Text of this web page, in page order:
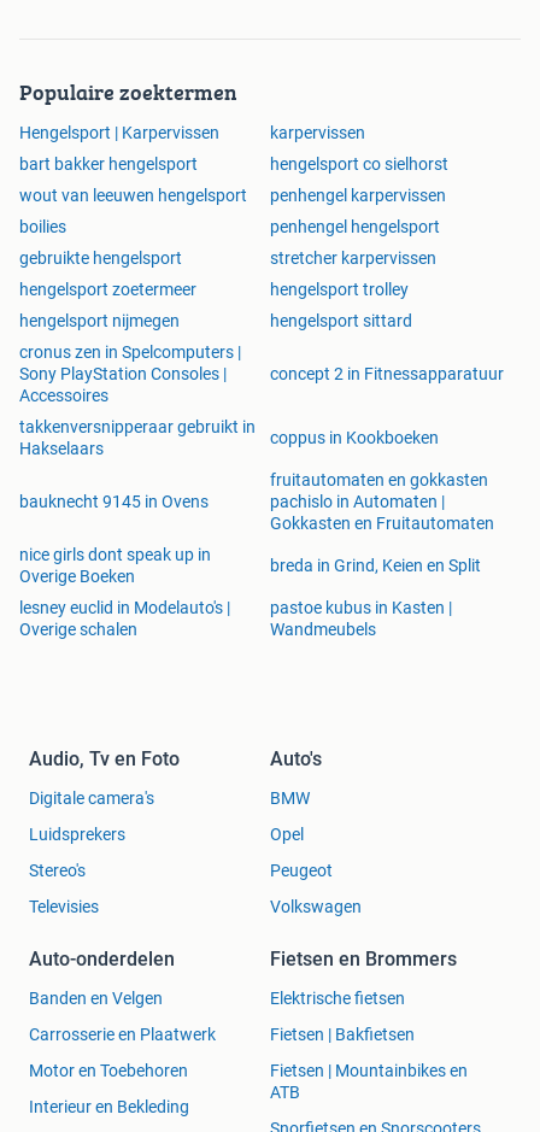
Baitsoak:10€/500 ml per boilie aangepaste soak.
Populaire zoektermen
Hengelsport | Karpervissen
karpervissen
bart bakker hengelsport
hengelsport co sielhorst
wout van leeuwen hengelsport
penhengel karpervissen
boilies
penhengel hengelsport
gebruikte hengelsport
stretcher karpervissen
hengelsport zoetermeer
hengelsport trolley
hengelsport nijmegen
hengelsport sittard
cronus zen in Spelcomputers |
Sony PlayStation Consoles |
Accessoires
concept 2 in Fitnessapparatuur
takkenversnipperaar gebruikt in
Hakselaars
coppus in Kookboeken
bauknecht 9145 in Ovens
fruitautomaten en gokkasten
pachislo in Automaten |
Gokkasten en Fruitautomaten
nice girls dont speak up in
Overige Boeken
breda in Grind, Keien en Split
lesney euclid in Modelauto's |
Overige schalen
pastoe kubus in Kasten |
Wandmeubels
Audio, Tv en Foto
Digitale camera's
Luidsprekers
Stereo's
Televisies
Auto's
BMW
Opel
Peugeot
Volkswagen
Auto-onderdelen
Banden en Velgen
Carrosserie en Plaatwerk
Motor en Toebehoren
Interieur en Bekleding
Fietsen en Brommers
Elektrische fietsen
Fietsen | Bakfietsen
Fietsen | Mountainbikes en
ATB